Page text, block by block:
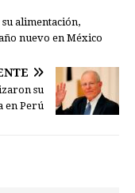
alimentación,
nuevo en México
su
en Perú